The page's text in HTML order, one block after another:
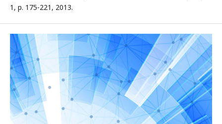
1, p. 175-221, 2013.